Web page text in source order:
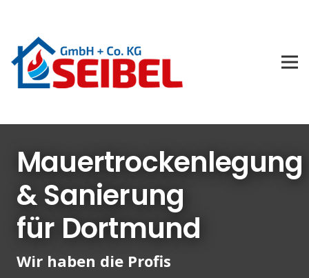
Mauertrockenlegung
& Sanierung
für Dortmund
Wir haben die Profis